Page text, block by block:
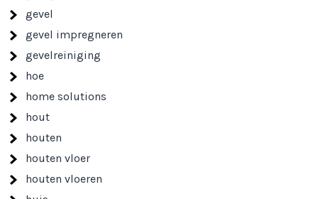
gevel
gevel impregneren
gevelreiniging
hoe
home solutions
hout
houten
houten vloer
houten vloeren